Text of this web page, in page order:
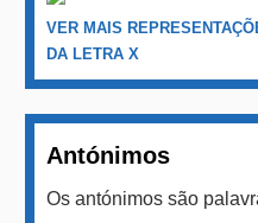
VER MAIS
DA LETRA X
Antónimos
Os antónimos são